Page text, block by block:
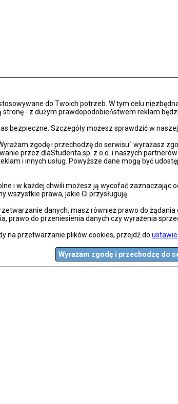
do Twoich potrzeb. W tym celu
- z dużym prawdopodobieństwem reklam
bezpieczne. Szczegóły możesz sprawdzić w naszej
zgodę i przechodzę do serwisu" wyrażasz
przez dlaStudenta sp. z o.o. i naszych
i innych usług. Powyższe dane mogą być
i w każdej chwili możesz ją wycofać zaznaczając
wszystkie prawa, jakie Ci przysługują.
danych, masz również prawo do żądania
prawo do przeniesienia danych czy wyrażenia
na przetwarzanie plików cookies, przejdź do
Wyrażam zgodę i przechodzę do